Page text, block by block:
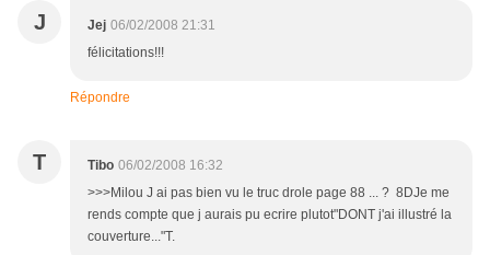
J Jej 06/02/2008 21:31
félicitations!!!
Répondre
T Tibo 06/02/2008 16:32
>>>Milou J ai pas bien vu le truc drole page 88 ... ? 8DJe me
rends compte que j aurais pu ecrire plutot"DONT j'ai illustré la
couverture..."T.